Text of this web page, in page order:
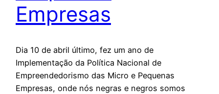
Empresas
Dia 10 de abril último, fez um ano de
Implementação da Política Nacional de
Empreendedorismo das Micro e Pequenas
Empresas, onde nós negras e negros somos